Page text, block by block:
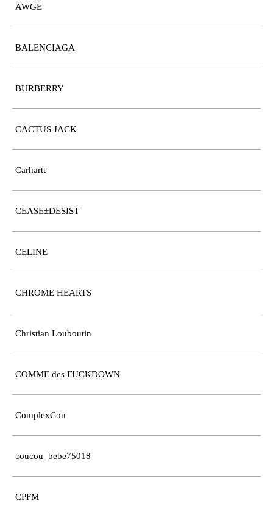
AWGE
BALENCIAGA
BURBERRY
CACTUS JACK
Carhartt
CEASE±DESIST
CELINE
CHROME HEARTS
Christian Louboutin
COMME des FUCKDOWN
ComplexCon
coucou_bebe75018
CPFM